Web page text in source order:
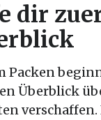
dir
Packen
Überblick
verschaffen.